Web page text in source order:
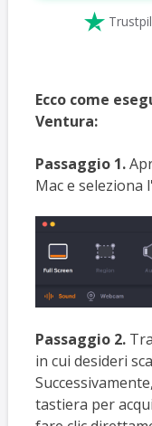

Ecco come
Ventura:
Passaggio 1.
Mac e seleziona
Passaggio 2.
in cui desideri
tastiera per